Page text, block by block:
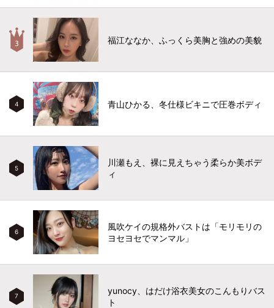
福江ななか、ふっくら美胸と強めの美貌
4 青山ひかる、冬仕様ビキニで圧巻ボディ
5
川瀬もえ、裸に見えちゃう柔らか美ボデ
ィ
6
風吹ケイの規格外バストは「モリモリの
ヨセヨセでマンマル」
7
yunocy、はだけ浴衣美女のこんもりバス
ト